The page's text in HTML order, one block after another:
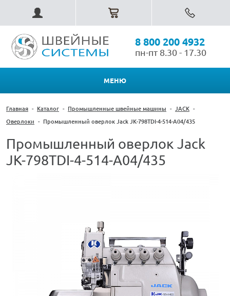
8 800 200 4932
пн-пт 8.30 - 17.30
МЕНЮ
Главная - Каталог - Промышленные швейные машины - JACK -
Оверлоки - Промышленный оверлок Jack JK-798TDI-4-514-A04/435
Промышленный оверлок Jack
JK-798TDI-4-514-A04/435